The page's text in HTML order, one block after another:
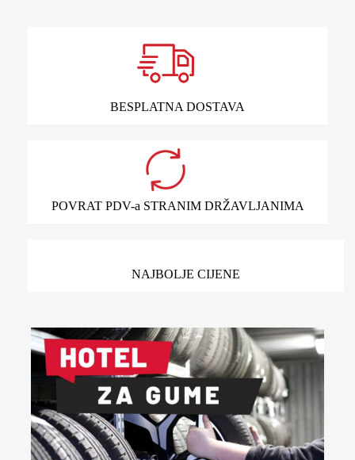
BESPLATNA DOSTAVA
POVRAT PDV-a STRANIM DRŽAVLJANIMA
NAJBOLJE CIJENE